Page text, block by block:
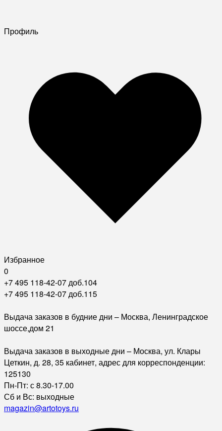
Профиль
Избранное
0
+7 495 118-42-07 доб.104
+7 495 118-42-07 доб.115
Выдача заказов в будние дни – Москва, Ленинградское
шоссе,дом 21
Выдача заказов в выходные дни – Москва, ул. Клары
Цеткин, д. 28, 35 кабинет, адрес для корреспонденции:
125130
Пн-Пт: с 8.30-17.00
Сб и Вс: выходные
magazin@artotoys.ru